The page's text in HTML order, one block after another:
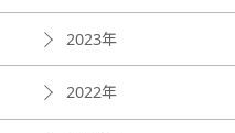
2023年
2022年